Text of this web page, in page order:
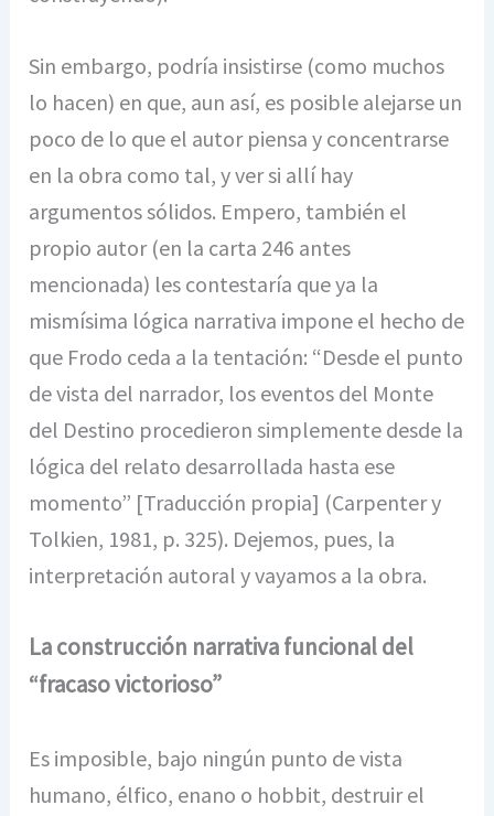
Sin embargo, podría insistirse (como muchos
lo hacen) en que, aun así, es posible alejarse un
poco de lo que el autor piensa y concentrarse
en la obra como tal, y ver si allí hay
argumentos sólidos. Empero, también el
propio autor (en la carta 246 antes
mencionada) les contestaría que ya la
mismísima lógica narrativa impone el hecho de
que Frodo ceda a la tentación: “Desde el punto
de vista del narrador, los eventos del Monte
del Destino procedieron simplemente desde la
lógica del relato desarrollada hasta ese
momento” [Traducción propia] (Carpenter y
Tolkien, 1981, p. 325). Dejemos, pues, la
interpretación autoral y vayamos a la obra.
La construcción narrativa funcional del
“fracaso victorioso”
Es imposible, bajo ningún punto de vista
humano, élfico, enano o hobbit, destruir el